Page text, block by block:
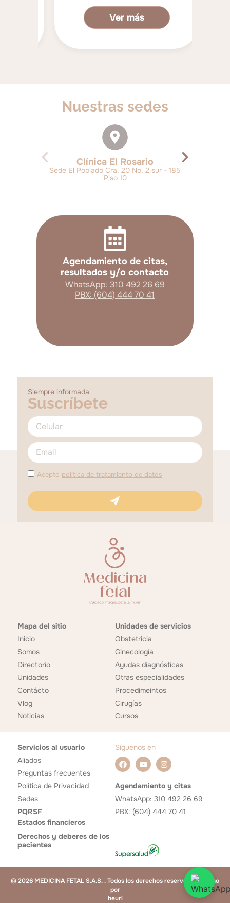
Ver más
Nuestras sedes
Clínica El Rosario
Sede El Poblado Cra. 20 No. 2 sur - 185
Piso 10
Agendamiento de citas,
resultados y/o contacto
WhatsApp: 310 492 26 69
PBX: (604) 444 70 41
Siempre informada
Suscríbete
Acepto política de tratamiento de datos
Mapa del sitio
Inicio
Somos
Directorio
Unidades
Contácto
Vlog
Noticias
Unidades de servicios
Obstetricia
Ginecología
Ayudas diagnósticas
Otras especialidades
Procedimeintos
Cirugías
Cursos
Servicios al usuario
Aliados
Preguntas frecuentes
Política de Privacidad
Sedes
PQRSF
Estados financieros
Derechos y deberes de los
pacientes
Síguenos en
Agendamiento y citas
WhatsApp: 310 492 26 69
PBX: (604) 444 70 41
© 2026 MEDICINA FETAL S.A.S. . Todos los derechos reservados. Hecho
por
heuri